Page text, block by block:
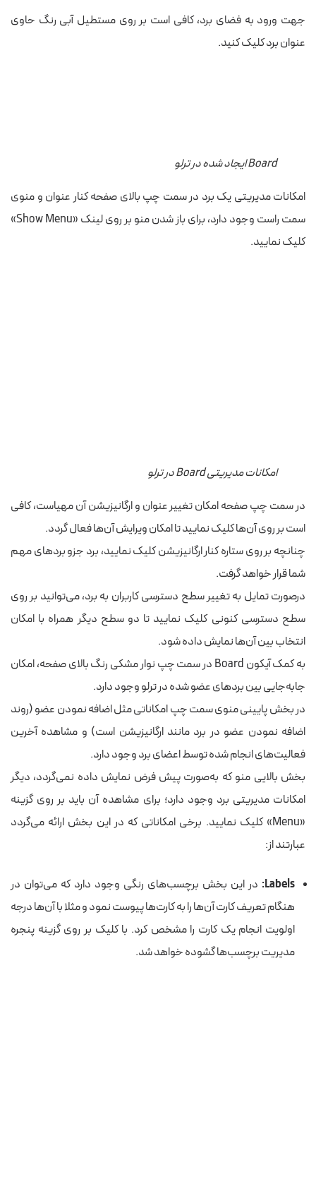
جهت ورود به فضای برد، کافی است بر روی مستطیل آبی رنگ حاوی
عنوان برد کلیک کنید.
Board ایجاد شده در ترلو
امکانات مدیریتی یک برد در سمت چپ بالای صفحه کنار عنوان و منوی
سمت راست وجود دارد، برای باز شدن منو بر روی لینک «Show Menu»
کلیک نمایید.
امکانات مدیریتی Board در ترلو
در سمت چپ صفحه امکان تغییر عنوان و ارگانیزیشن آن مهیاست، کافی
است بر روی آن‌ها کلیک نمایید تا امکان ویرایش آن‌ها فعال گردد.
چنانچه بر روی ستاره کنار ارگانیزیشن کلیک نمایید، برد جزو بردهای مهم
شما قرار خواهد گرفت.
درصورت تمایل به تغییر سطح دسترسی کاربران به برد، می‌توانید بر روی
سطح دسترسی کنونی کلیک نمایید تا دو سطح دیگر همراه با امکان
انتخاب بین آن‌ها نمایش داده شود.
به کمک آیکون Board در سمت چپ نوار مشکی رنگ بالای صفحه، امکان
جابه‌جایی بین بردهای عضو شده در ترلو وجود دارد.
در بخش پایینی منوی سمت چپ امکاناتی مثل اضافه نمودن عضو (روند
اضافه نمودن عضو در برد مانند ارگانیزیشن است) و مشاهده آخرین
فعالیت‌های انجام شده توسط اعضای برد وجود دارد.
بخش بالایی منو که به‌صورت پیش فرض نمایش داده نمی‌گردد، دیگر
امکانات مدیریتی برد وجود دارد؛ برای مشاهده آن باید بر روی گزینه
«Menu» کلیک نمایید. برخی امکاناتی که در این بخش ارائه می‌گردد
عبارتند از:
Labels: در این بخش برچسب‌های رنگی وجود دارد که می‌توان در
هنگام تعریف کارت آن‌ها را به کارت‌ها پیوست نمود و مثلا با آن‌ها درجه
اولویت انجام یک کارت را مشخص کرد. با کلیک بر روی گزینه پنجره
مدیریت برچسب‌ها گشوده خواهد شد.